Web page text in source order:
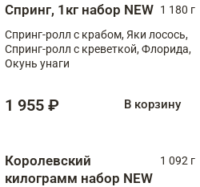
Спринг, 1кг набор NEW 1 180 г
Спринг-ролл с крабом, Яки лосось,
Спринг-ролл с креветкой, Флорида,
Окунь унаги
1 955 ₽ В корзину
Королевский
килограмм набор NEW
1 092 г